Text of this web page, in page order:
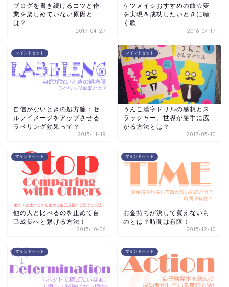
ブログを書き続けるコツと作
業を楽しめていない原因と
は？
2017-04-27
ケツメイシおすすめの曲☆夢
を実現＆成功したいときに聴
く歌
2016-07-17
マインドセット
自信がないときの処方箋：セ
ルフイメージをアップさせる
ラベリング効果って？
2015-11-19
マインドセット
うんこ漢字ドリルの感想とス
ラッシャー。世界が勝手に広
がる方法とは？
2017-05-10
マインドセット
他の人と比べるのを止めて自
己成長へと繋げる方法！
2015-10-06
マインドセット
お金持ちが決して買えないも
のとは？時間は有限！
2015-12-10
マインドセット マインドセット